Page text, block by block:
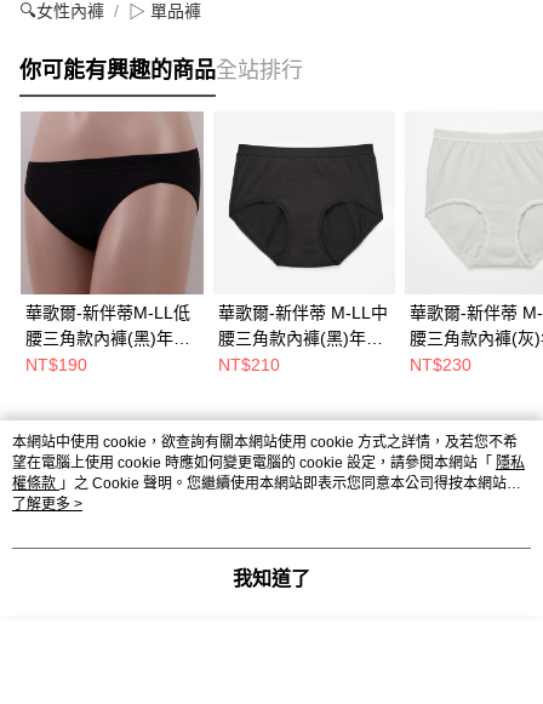
🔍女性內褲 ▷ 單品褲
你可能有興趣的商品全站排行
華歌爾-新伴蒂M-LL低
腰三角款內褲(黑)年度
熱銷排行-V字剪裁-貼
NT$190
華歌爾-新伴蒂 M-LL中
腰三角款內褲(黑)年度
熱銷排行-V字剪裁-貼
NT$210
華歌爾-新伴蒂
腰三角款內褲(灰
熱銷排行-V字剪
NT$230
熱門標籤
本網站中使用 cookie，欲查詢有關本網站使用 cookie 方式之詳情，及若您不希
望在電腦上使用 cookie 時應如何變更電腦的 cookie 設定，請參閱本網站「 隱私
權條款 」之 Cookie 聲明。您繼續使用本網站即表示您同意本公司得按本網站使
用條款之 Cookie 聲明使用 cookie。
了解更多 >
我知道了